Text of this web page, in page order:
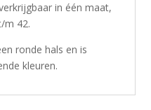
in één maat,
m 42.
ronde hals en is
kleuren.